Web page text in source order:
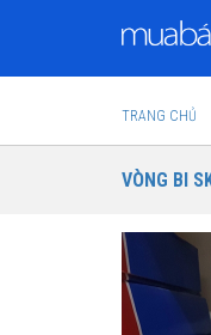
TRANG CHỦ
VÒNG BI